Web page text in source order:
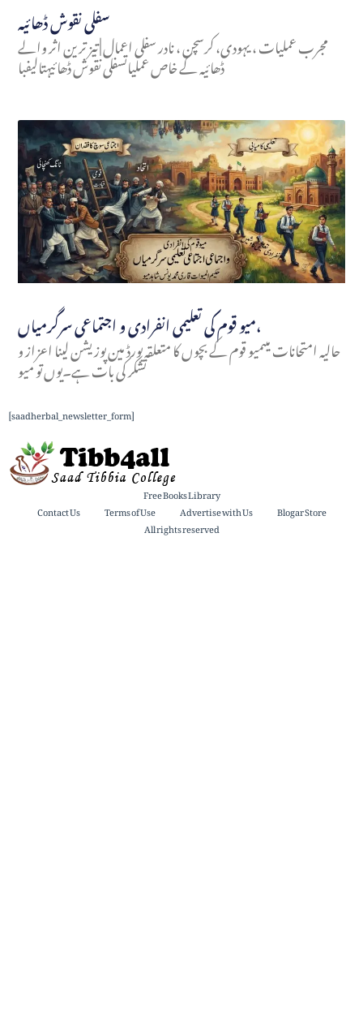
سفلی نقوش ڈھائیہ
مجرب عملیات ، یہودی، کرسچن ، نادر سفلی اعمال | تیز ترین اثر والے
ڈھائیہ کے خاص عملیاتسفلی نقوش ڈھائیہتالیفبا
میو قوم کی تعلیمی انفرادی و اجتماعی سرگرمیاں،
حالیہ امتحانات میںمیو قوم کے بچوں کا متعلقہ بورڈ مین پوزیشن لینا اعزاز و
تشکر کی بات ہے۔یوں تو میو
[saadherbal_newsletter_form]
Free Books Library
Contact Us Terms of Use Advertise with Us Blogar Store
All rights reserved